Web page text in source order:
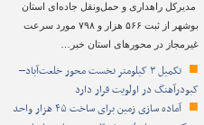
مدیرکل راهداری و حمل‌ونقل جاده‌ای استان
بوشهر از ثبت ۵۶۶ هزار و ۷۹۸ مورد سرعت
غیرمجاز در محورهای استان خبر…
تکمیل ۳ کیلومتر نخست محور خلعت‌آباد–
کبودرآهنگ در اولویت قرار دارد
آماده سازی زمین برای ساخت ۴۵ هزار واحد